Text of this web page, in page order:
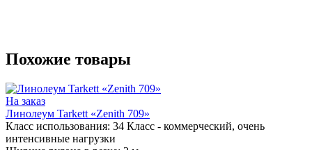
Похожие товары
На заказ
Линолеум Tarkett «Zenith 709»
Класс использования: 34 Класс - коммерческий, очень
интенсивные нагрузки